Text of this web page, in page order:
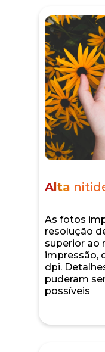
Alta
As fotos
resolução
superior ao
impressão,
dpi.
puderam
possíveis